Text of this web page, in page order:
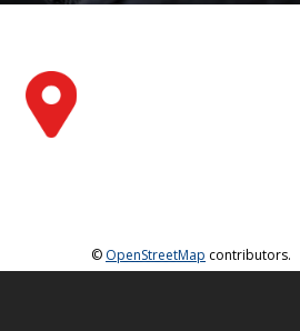
© OpenStreetMap contributors.